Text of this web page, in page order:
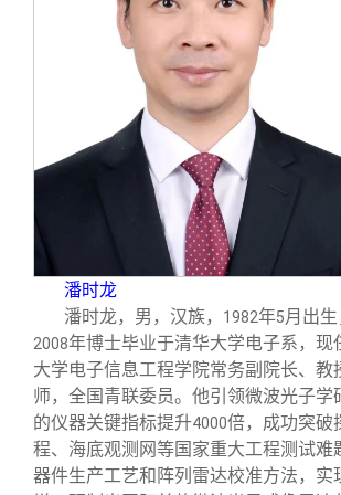
潘时龙
潘时龙，男，汉族， 1982年5月出生
2008年博士毕业于清华大学电子系，现
大学电子信息工程学院常务副院长、教
师，全国青联委员。他引领微波光子学
的仪器关键指标提升4000倍，成功突破
程、海底观测网等国家重大工程测试难
器件生产工艺和阵列雷达校准方法，实